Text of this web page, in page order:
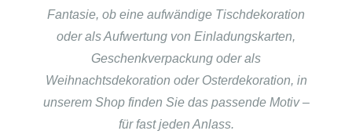
Fantasie, ob eine aufwändige Tischdekoration
oder als Aufwertung von Einladungskarten,
Geschenkverpackung oder als
Weihnachtsdekoration oder Osterdekoration, in
unserem Shop finden Sie das passende Motiv –
für fast jeden Anlass.